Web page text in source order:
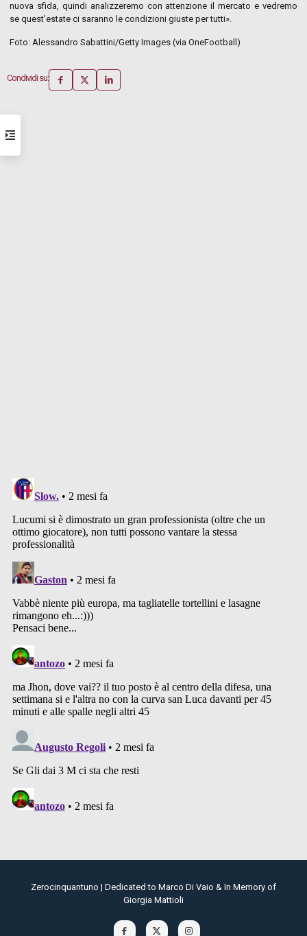
nuova sfida, quindi analizzeremo con attenzione il mercato e vedremo
se quest’estate ci saranno le condizioni giuste per tutti».
Foto: Alessandro Sabattini/Getty Images (via OneFootball)
Condividi su:
Zerocinquantuno | Dedicated to Marco Di Vaio & In Memory of
Giorgia Mattioli